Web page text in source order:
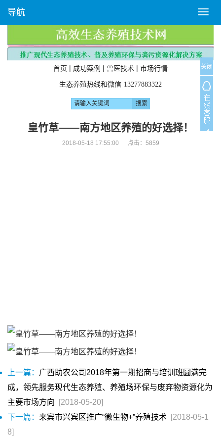
T
o
g
l
e
n
a
v
i
g
a
导航
首页 | 成功案例 | 兽医技术 | 市场行情
生态养殖热线和微信 13277883322
皇竹草——南方地区养殖的好选择！
2018-05-18 17:55:00 点击： 5859
上一篇： 广西助农公司2018年第一期招商与培训班圆满完
成，领先服务现代生态养殖、养殖场环保与废弃物资源化为
主要市场方向
[2018-05-20]
下一篇： 来宾市兴宾区推广“微生物+”养殖技术 [2018-05-1
8]
关闭